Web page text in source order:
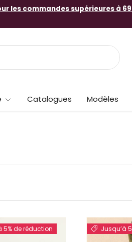
les commandes supérieures à
Catalogues Modèles
5% de réduction Jusqu’à